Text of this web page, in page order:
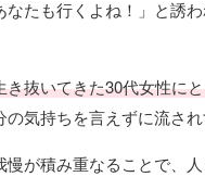
なたも行くよね！」と誘
き抜いてきた30代女性に
の気持ちを言えずに流さ
慢が積み重なることで、